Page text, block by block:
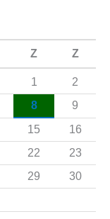
Z Z
1
2
8
9
15
16
22
23
29
30